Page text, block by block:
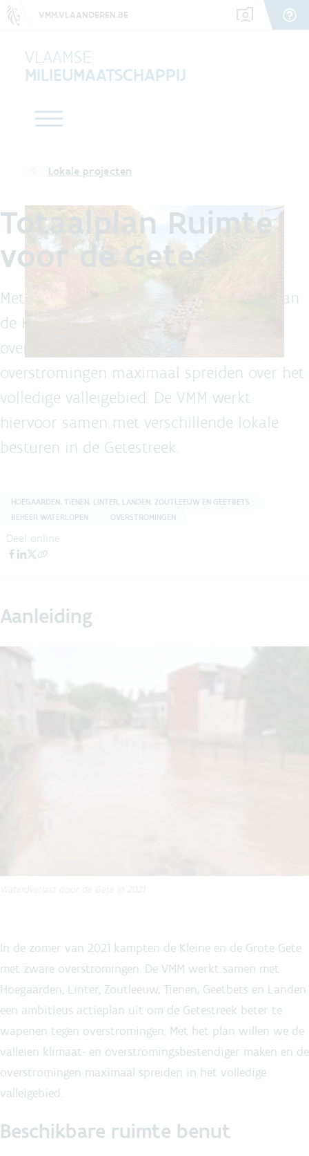
VMM.VLAANDEREN.BE
VLAAMSE
MILIEUMAATSCHAPPIJ
Lokale projecten
Totaalplan Ruimte
voor de Getes
Met dit totaalplan willen we de valleien van
de Kleine en Grote Gete klimaat- en
overstromingsbestendiger maken en de
overstromingen maximaal spreiden over het
volledige valleigebied. De VMM werkt
hiervoor samen met verschillende lokale
besturen in de Getestreek.
HOEGAARDEN, TIENEN, LINTER, LANDEN, ZOUTLEEUW EN GEETBETS
BEHEER WATERLOPEN
OVERSTROMINGEN
Deel online
Aanleiding
In de zomer van 2021 kampten de Kleine en de Grote Gete
met zware overstromingen. De VMM werkt samen met
Hoegaarden, Linter, Zoutleeuw, Tienen, Geetbets en Landen
een ambitieus actieplan uit om de Getestreek beter te
wapenen tegen overstromingen. Met het plan willen we de
valleien klimaat- en overstromingsbestendiger maken en de
overstromingen maximaal spreiden in het volledige
valleigebied.
Beschikbare ruimte benut